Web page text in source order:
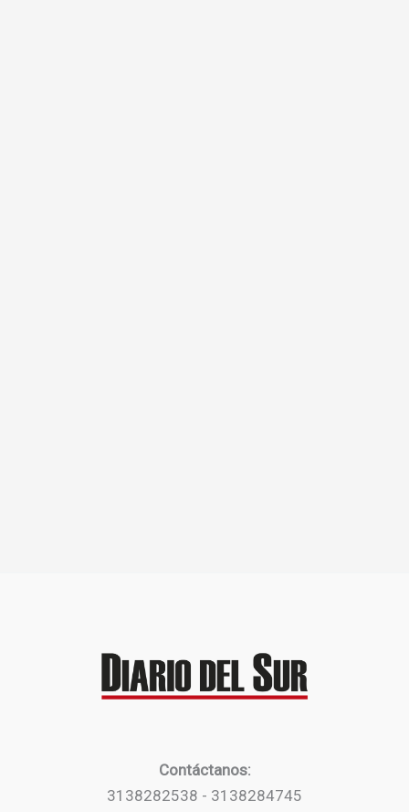
Contáctanos:
3138282538 - 3138284745